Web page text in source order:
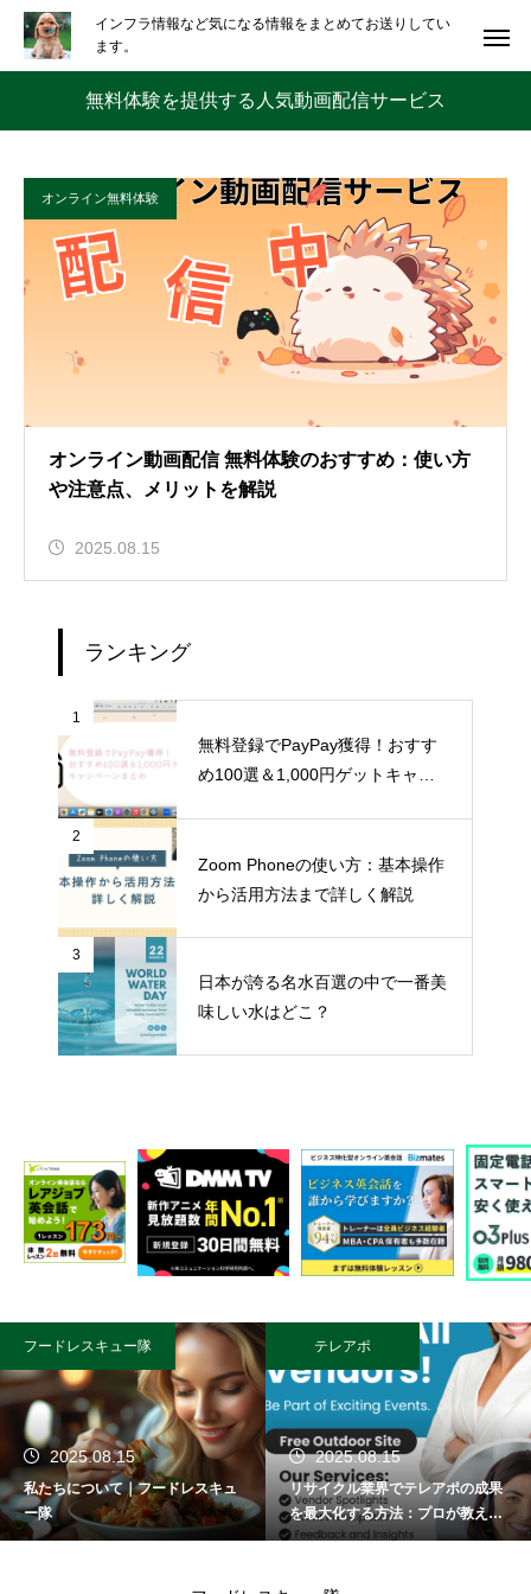
インフラ情報など気になる情報をまとめてお送りしてい
ます。
無料体験を提供する人気動画配信サービス
オンライン無料体験
オンライン動画配信 無料体験のおすすめ：使い方
や注意点、メリットを解説
2025.08.15
ランキング
1
無料登録でPayPay獲得！おすす
め100選＆1,000円ゲットキャン
2
Zoom Phoneの使い方：基本操作
から活用方法まで詳しく解説
3
日本が誇る名水百選の中で一番美
味しい水はどこ？
フードレスキュー隊
2025.08.15
私たちについて｜フードレスキュ
ー隊
テレアポ
2025.08.15
リサイクル業界でテレアポの成果
を最大化する方法：プロが教える
成功術